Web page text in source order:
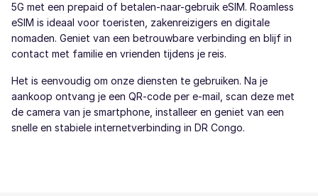
5G met een prepaid of betalen-naar-gebruik eSIM. Roamless
eSIM is ideaal voor toeristen, zakenreizigers en digitale
nomaden. Geniet van een betrouwbare verbinding en blijf in
contact met familie en vrienden tijdens je reis.
Het is eenvoudig om onze diensten te gebruiken. Na je
aankoop ontvang je een QR-code per e-mail, scan deze met
de camera van je smartphone, installeer en geniet van een
snelle en stabiele internetverbinding in DR Congo.